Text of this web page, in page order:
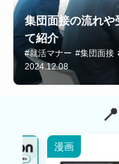
集団面接の流れ
て紹介
#就活マナー #集団面接
2024.12.08
漫画